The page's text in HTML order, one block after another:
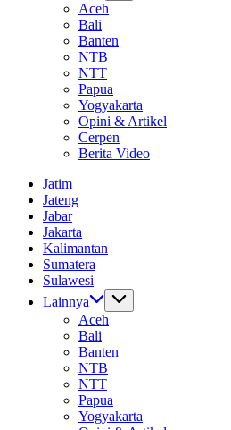
Aceh
Bali
Banten
NTB
NTT
Papua
Yogyakarta
Opini & Artikel
Cerpen
Berita Video
Jatim
Jateng
Jabar
Jakarta
Kalimantan
Sumatera
Sulawesi
Lainnya
Aceh
Bali
Banten
NTB
NTT
Papua
Yogyakarta